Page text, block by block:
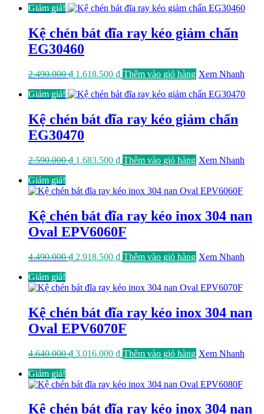
là:
tại
1.911.000 ₫.
Giảm giá!
Kệ chén bát đĩa ray kéo giảm chấn
EG30460
2.490.000₫ Giá
là:
1.618.500 ₫Giá
tại
1.618.500 ₫.
Thêm vào giỏ hàng Xem Nhanh
Giảm giá!
Kệ chén bát đĩa ray kéo giảm chấn
EG30470
2.590.000₫ Giá
2.590.000 ₫.
1.683.500 ₫Giá
là:
Thêm vào giỏ hàng Xem Nhanh
Giảm giá!
Kệ chén bát đĩa ray kéo inox 304 nan
Oval EPV6060F
4.490.000₫ Giá
4.490.000 ₫.
2.918.500 ₫Giá
là:
Thêm vào giỏ hàng Xem Nhanh
Giảm giá!
Kệ chén bát đĩa ray kéo inox 304 nan
Oval EPV6070F
4.640.000₫ Giá
4.640.000 ₫.
3.016.000 ₫Giá
là:
Thêm vào giỏ hàng Xem Nhanh
Giảm giá!
Kệ chén bát đĩa ray kéo inox 304 nan